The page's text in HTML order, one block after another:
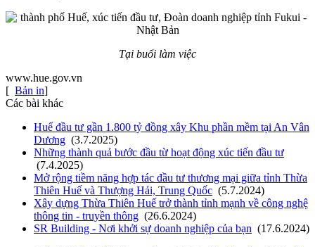
Tại buổi làm việc
www.hue.gov.vn
[ Bản in]
Các bài khác
Huế đầu tư gần 1.800 tỷ đồng xây Khu phần mềm tại An Vân
Dương (3.7.2025)
Những thành quả bước đầu từ hoạt động xúc tiến đầu tư
(7.4.2025)
Mở rộng tiềm năng hợp tác đầu tư thương mại giữa tỉnh Thừa
Thiên Huế và Thượng Hải, Trung Quốc (5.7.2024)
Xây dựng Thừa Thiên Huế trở thành tỉnh mạnh về công nghệ
thông tin - truyền thông (26.6.2024)
SR Building - Nơi khởi sự doanh nghiệp của bạn (17.6.2024)